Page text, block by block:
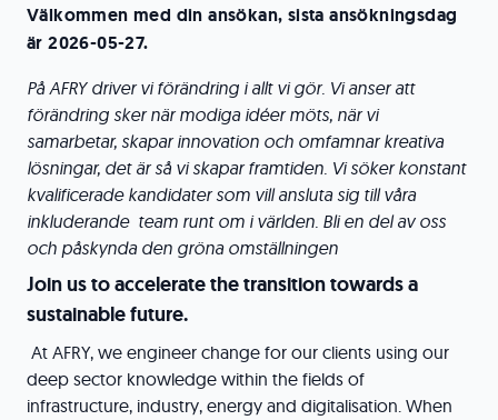
Välkommen med din ansökan, sista ansökningsdag
är 2026-05-27.
På AFRY driver vi förändring i allt vi gör. Vi anser att
förändring sker när modiga idéer möts, när vi
samarbetar, skapar innovation och omfamnar kreativa
lösningar, det är så vi skapar framtiden. Vi söker konstant
kvalificerade kandidater som vill ansluta sig till våra
inkluderande team runt om i världen. Bli en del av oss
och påskynda den gröna omställningen
Join us to accelerate the transition towards a
sustainable future.
At AFRY, we engineer change for our clients using our
deep sector knowledge within the fields of
infrastructure, industry, energy and digitalisation. When